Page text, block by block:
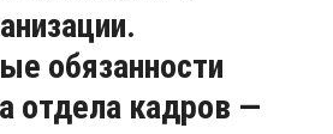
обязанности
отдела кадров —